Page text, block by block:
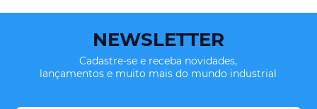
NEWSLETTER
Cadastre-se e receba novidades,
lançamentos e muito mais do mundo industrial